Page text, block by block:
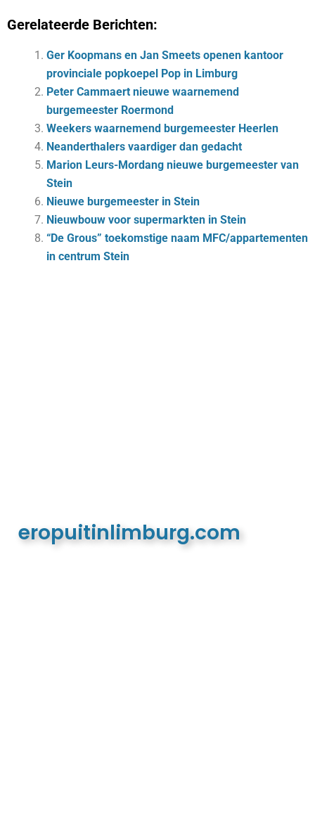
Gerelateerde Berichten:
Ger Koopmans en Jan Smeets openen kantoor
provinciale popkoepel Pop in Limburg
Peter Cammaert nieuwe waarnemend
burgemeester Roermond
Weekers waarnemend burgemeester Heerlen
Ne­an­der­tha­lers vaar­di­ger dan ge­dacht
Marion Leurs-Mordang nieuwe burgemeester van
Stein
Nieuwe burgemeester in Stein
Nieuwbouw voor supermarkten in Stein
“De Grous” toekomstige naam MFC/appartementen
in centrum Stein
eropuitinlimburg.com